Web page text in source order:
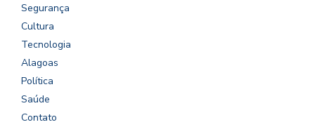
Segurança
Cultura
Tecnologia
Alagoas
Política
Saúde
Contato